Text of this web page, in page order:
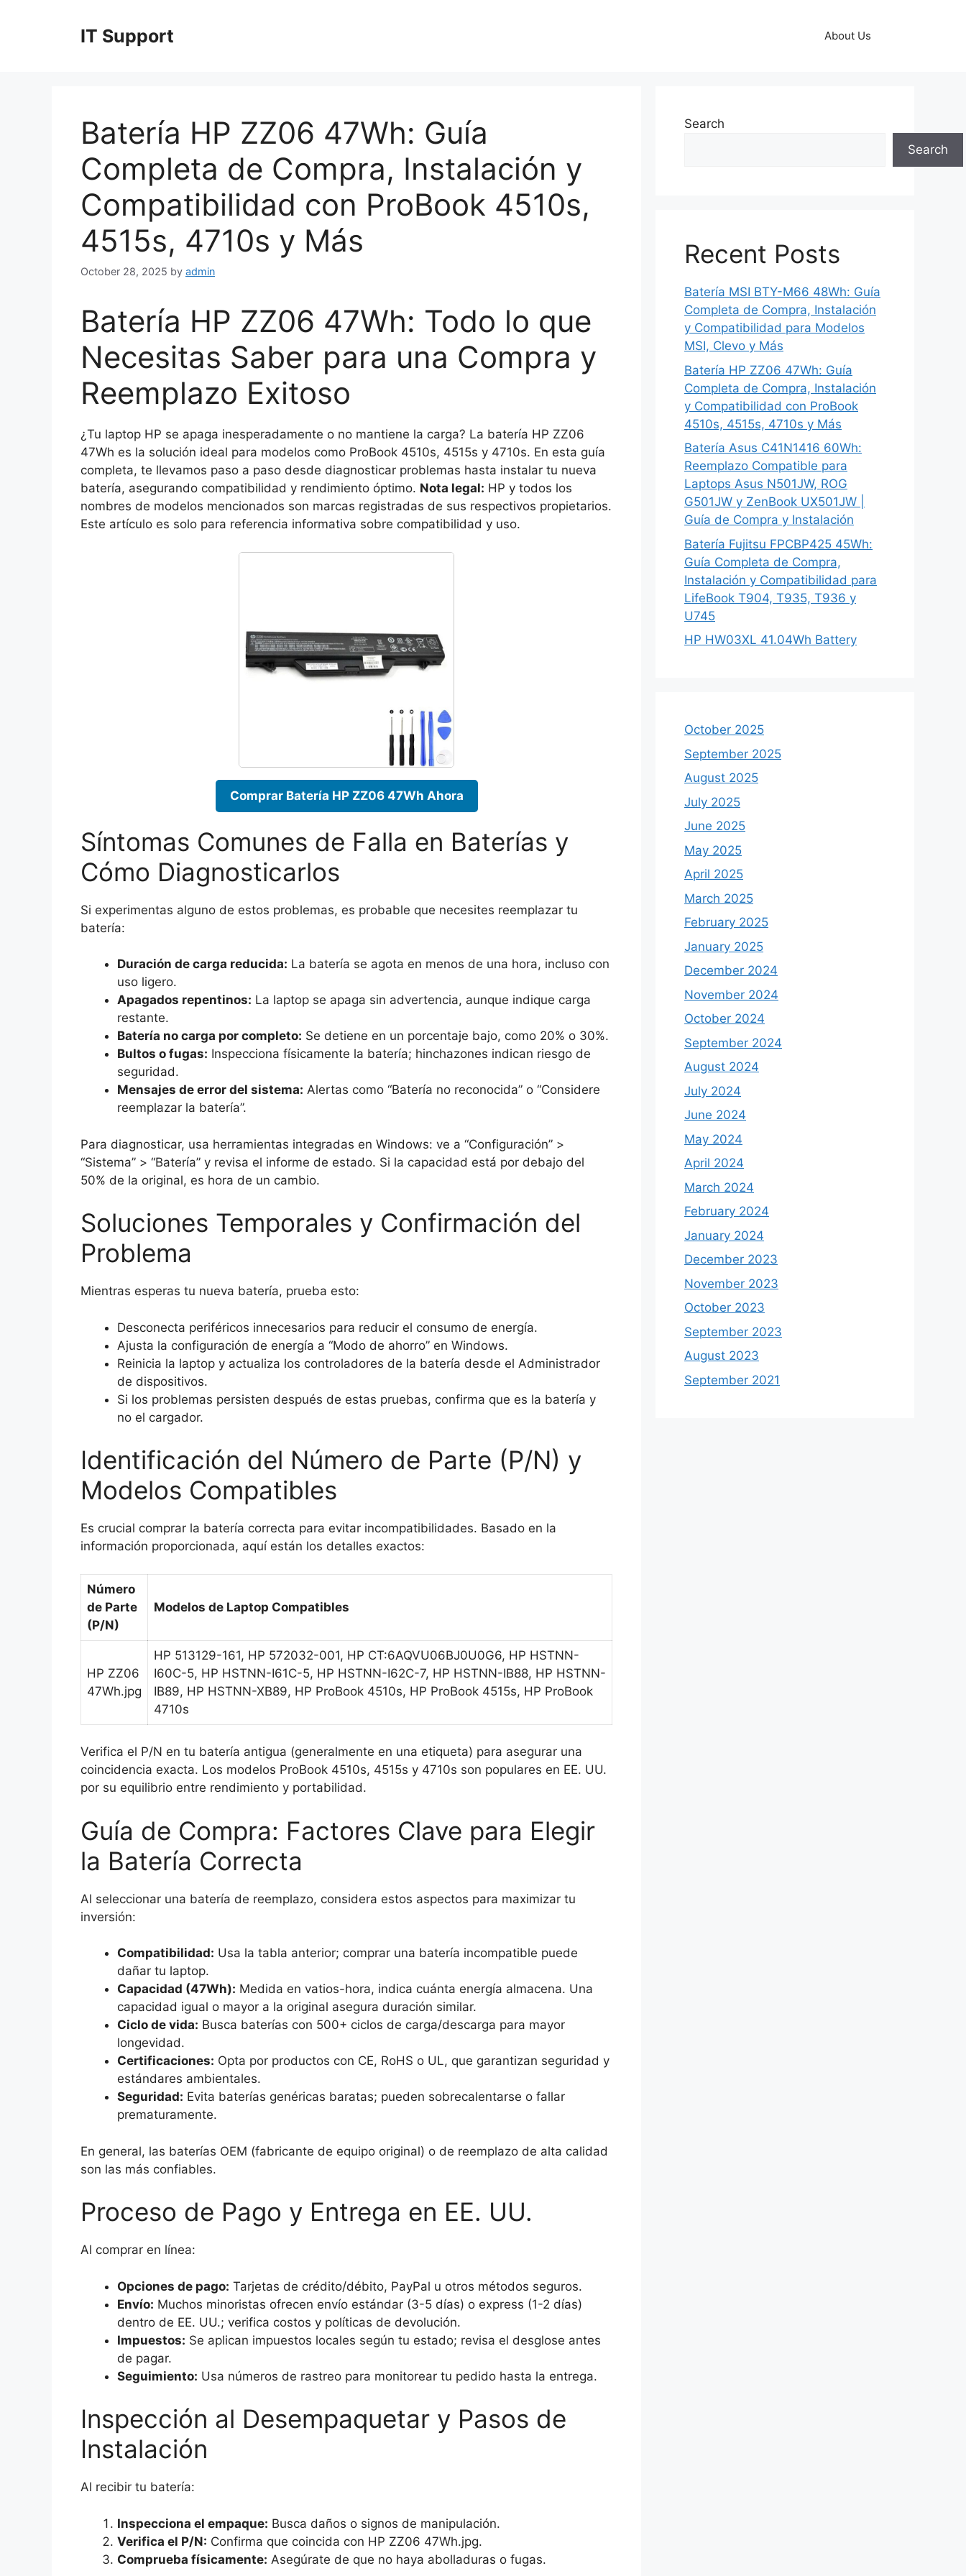
IT Support About Us
Batería HP ZZ06 47Wh: Guía
Completa de Compra, Instalación y
Compatibilidad con ProBook 4510s,
4515s, 4710s y Más
October 28, 2025 by admin
Batería HP ZZ06 47Wh: Todo lo que
Necesitas Saber para una Compra y
Reemplazo Exitoso
¿Tu laptop HP se apaga inesperadamente o no mantiene la carga? La batería HP ZZ06
47Wh es la solución ideal para modelos como ProBook 4510s, 4515s y 4710s. En esta guía
completa, te llevamos paso a paso desde diagnosticar problemas hasta instalar tu nueva
batería, asegurando compatibilidad y rendimiento óptimo. Nota legal: HP y todos los
nombres de modelos mencionados son marcas registradas de sus respectivos propietarios.
Este artículo es solo para referencia informativa sobre compatibilidad y uso.
Comprar Batería HP ZZ06 47Wh Ahora
Síntomas Comunes de Falla en Baterías y
Cómo Diagnosticarlos
Si experimentas alguno de estos problemas, es probable que necesites reemplazar tu
batería:
Duración de carga reducida: La batería se agota en menos de una hora, incluso con
uso ligero.
Apagados repentinos: La laptop se apaga sin advertencia, aunque indique carga
restante.
Batería no carga por completo: Se detiene en un porcentaje bajo, como 20% o 30%.
Bultos o fugas: Inspecciona físicamente la batería; hinchazones indican riesgo de
seguridad.
Mensajes de error del sistema: Alertas como “Batería no reconocida” o “Considere
reemplazar la batería”.
Para diagnosticar, usa herramientas integradas en Windows: ve a “Configuración” >
“Sistema” > “Batería” y revisa el informe de estado. Si la capacidad está por debajo del
50% de la original, es hora de un cambio.
Soluciones Temporales y Confirmación del
Problema
Mientras esperas tu nueva batería, prueba esto:
Desconecta periféricos innecesarios para reducir el consumo de energía.
Ajusta la configuración de energía a “Modo de ahorro” en Windows.
Reinicia la laptop y actualiza los controladores de la batería desde el Administrador
de dispositivos.
Si los problemas persisten después de estas pruebas, confirma que es la batería y
no el cargador.
Identificación del Número de Parte (P/N) y
Modelos Compatibles
Es crucial comprar la batería correcta para evitar incompatibilidades. Basado en la
información proporcionada, aquí están los detalles exactos:
Número
de Parte
(P/N)
Modelos de Laptop Compatibles
HP ZZ06
47Wh.jpg
HP 513129-161, HP 572032-001, HP CT:6AQVU06BJ0U0G6, HP HSTNN-
I60C-5, HP HSTNN-I61C-5, HP HSTNN-I62C-7, HP HSTNN-IB88, HP HSTNN-
IB89, HP HSTNN-XB89, HP ProBook 4510s, HP ProBook 4515s, HP ProBook
4710s
Verifica el P/N en tu batería antigua (generalmente en una etiqueta) para asegurar una
coincidencia exacta. Los modelos ProBook 4510s, 4515s y 4710s son populares en EE. UU.
por su equilibrio entre rendimiento y portabilidad.
Guía de Compra: Factores Clave para Elegir
la Batería Correcta
Al seleccionar una batería de reemplazo, considera estos aspectos para maximizar tu
inversión:
Compatibilidad: Usa la tabla anterior; comprar una batería incompatible puede
dañar tu laptop.
Capacidad (47Wh): Medida en vatios-hora, indica cuánta energía almacena. Una
capacidad igual o mayor a la original asegura duración similar.
Ciclo de vida: Busca baterías con 500+ ciclos de carga/descarga para mayor
longevidad.
Certificaciones: Opta por productos con CE, RoHS o UL, que garantizan seguridad y
estándares ambientales.
Seguridad: Evita baterías genéricas baratas; pueden sobrecalentarse o fallar
prematuramente.
En general, las baterías OEM (fabricante de equipo original) o de reemplazo de alta calidad
son las más confiables.
Proceso de Pago y Entrega en EE. UU.
Al comprar en línea:
Opciones de pago: Tarjetas de crédito/débito, PayPal u otros métodos seguros.
Envío: Muchos minoristas ofrecen envío estándar (3-5 días) o express (1-2 días)
dentro de EE. UU.; verifica costos y políticas de devolución.
Impuestos: Se aplican impuestos locales según tu estado; revisa el desglose antes
de pagar.
Seguimiento: Usa números de rastreo para monitorear tu pedido hasta la entrega.
Inspección al Desempaquetar y Pasos de
Instalación
Al recibir tu batería:
Inspecciona el empaque: Busca daños o signos de manipulación.
Verifica el P/N: Confirma que coincida con HP ZZ06 47Wh.jpg.
Comprueba físicamente: Asegúrate de que no haya abolladuras o fugas.
Search
Search
Recent Posts
Batería MSI BTY-M66 48Wh: Guía
Completa de Compra, Instalación
y Compatibilidad para Modelos
MSI, Clevo y Más
Batería HP ZZ06 47Wh: Guía
Completa de Compra, Instalación
y Compatibilidad con ProBook
4510s, 4515s, 4710s y Más
Batería Asus C41N1416 60Wh:
Reemplazo Compatible para
Laptops Asus N501JW, ROG
G501JW y ZenBook UX501JW |
Guía de Compra y Instalación
Batería Fujitsu FPCBP425 45Wh:
Guía Completa de Compra,
Instalación y Compatibilidad para
LifeBook T904, T935, T936 y
U745
HP HW03XL 41.04Wh Battery
October 2025
September 2025
August 2025
July 2025
June 2025
May 2025
April 2025
March 2025
February 2025
January 2025
December 2024
November 2024
October 2024
September 2024
August 2024
July 2024
June 2024
May 2024
April 2024
March 2024
February 2024
January 2024
December 2023
November 2023
October 2023
September 2023
August 2023
September 2021